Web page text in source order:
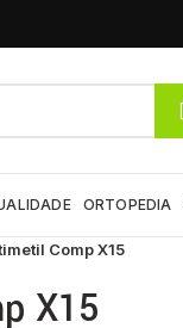
ORTOPEDIA
Comp X15
X15